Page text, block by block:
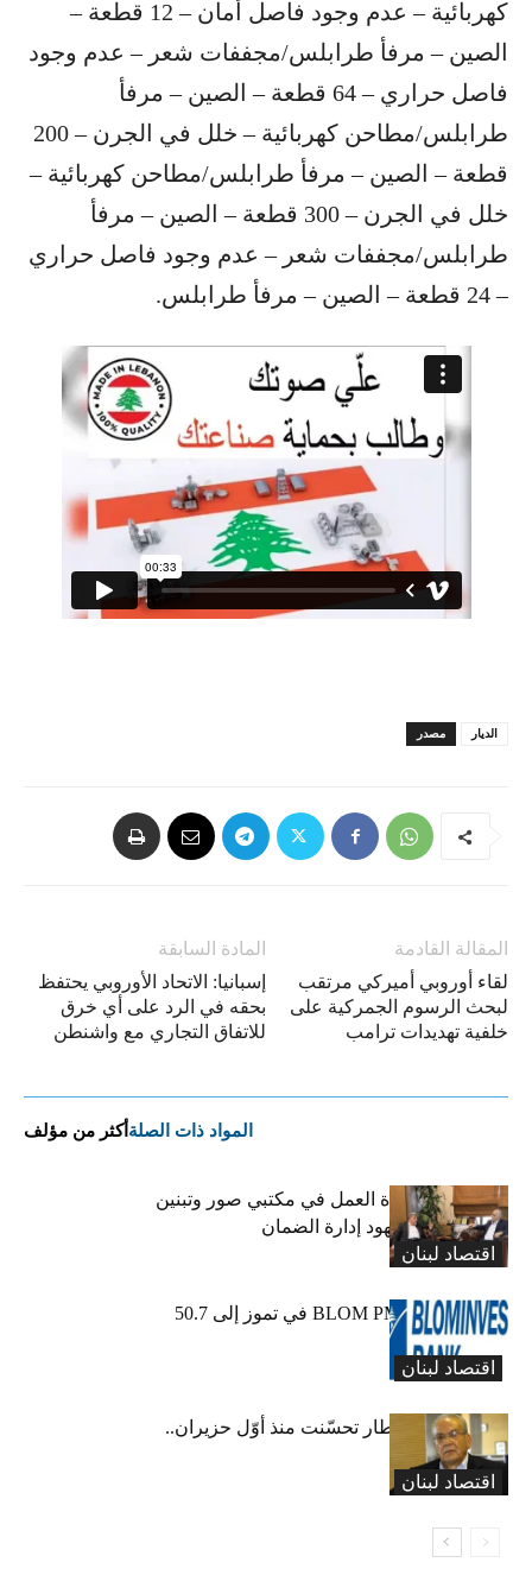
كهربائية – عدم وجود فاصل أمان – 12 قطعة –
الصين – مرفأ طرابلس/مجففات شعر – عدم وجود
فاصل حراري – 64 قطعة – الصين – مرفأ
طرابلس/مطاحن كهربائية – خلل في الجرن – 200
قطعة – الصين – مرفأ طرابلس/مطاحن كهربائية –
خلل في الجرن – 300 قطعة – الصين – مرفأ
طرابلس/مجففات شعر – عدم وجود فاصل حراري
– 24 قطعة – الصين – مرفأ طرابلس.
مصدر الديار
المادة السابقة
إسبانيا: الاتحاد الأوروبي يحتفظ
بحقه في الرد على أي خرق
للاتفاق التجاري مع واشنطن
المقالة القادمة
لقاء أوروبي أميركي مرتقب
لبحث الرسوم الجمركية على
خلفية تهديدات ترامب
المواد ذات الصلة أكثر من مؤلف
اقتصاد لبنان
كركي يعلن عودة العمل في مكتبي صور وتبنين
وطليس ينوّه بجهود إدارة الضمان
اقتصاد لبنان
ارتفاع مؤشر BLOM PMI في تموز إلى 50.7
نقطة
اقتصاد لبنان
عبود: حركة المطار تحسّنت منذ أوّل حزيران..
ولكن